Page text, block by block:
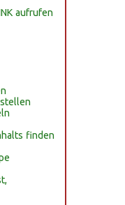
aufrufen
finden